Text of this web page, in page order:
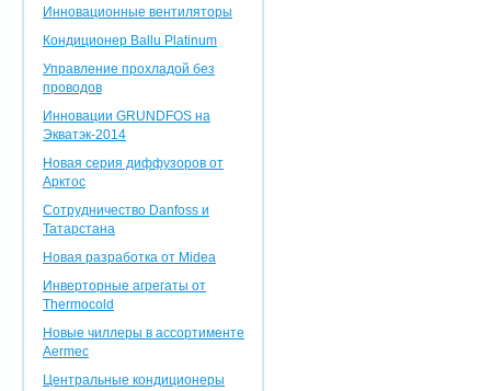
Инновационные вентиляторы
Кондиционер Ballu Platinum
Управление прохладой без
проводов
Инновации GRUNDFOS на
Экватэк-2014
Новая серия диффузоров от
Арктос
Сотрудничество Danfoss и
Татарстана
Новая разработка от Midea
Инверторные агрегаты от
Thermocold
Новые чиллеры в ассортименте
Aermec
Центральные кондиционеры